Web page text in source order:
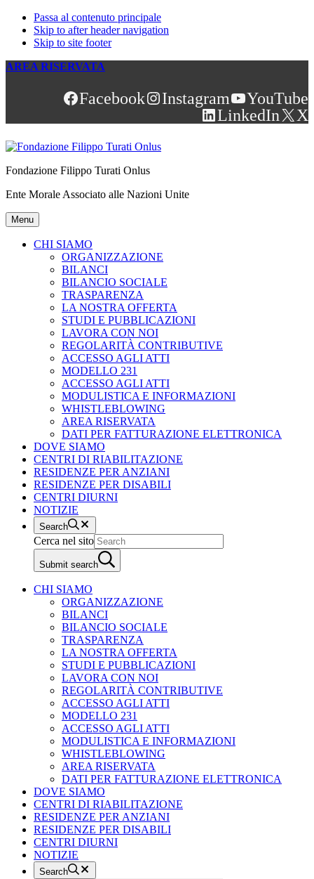
Passa al contenuto principale
Skip to after header navigation
Skip to site footer
AREA RISERVATA
Facebook Instagram
YouTube
LinkedIn
X
Fondazione Filippo Turati Onlus
Ente Morale Associato alle Nazioni Unite
Menu
CHI SIAMO
ORGANIZZAZIONE
BILANCI
BILANCIO SOCIALE
TRASPARENZA
LA NOSTRA OFFERTA
STUDI E PUBBLICAZIONI
LAVORA CON NOI
REGOLARITÀ CONTRIBUTIVE
ACCESSO AGLI ATTI
MODELLO 231
ACCESSO AGLI ATTI
MODULISTICA E INFORMAZIONI
WHISTLEBLOWING
AREA RISERVATA
DATI PER FATTURAZIONE ELETTRONICA
DOVE SIAMO
CENTRI DI RIABILITAZIONE
RESIDENZE PER ANZIANI
RESIDENZE PER DISABILI
CENTRI DIURNI
NOTIZIE
Search
Cerca nel sito
Submit search
CHI SIAMO
ORGANIZZAZIONE
BILANCI
BILANCIO SOCIALE
TRASPARENZA
LA NOSTRA OFFERTA
STUDI E PUBBLICAZIONI
LAVORA CON NOI
REGOLARITÀ CONTRIBUTIVE
ACCESSO AGLI ATTI
MODELLO 231
ACCESSO AGLI ATTI
MODULISTICA E INFORMAZIONI
WHISTLEBLOWING
AREA RISERVATA
DATI PER FATTURAZIONE ELETTRONICA
DOVE SIAMO
CENTRI DI RIABILITAZIONE
RESIDENZE PER ANZIANI
RESIDENZE PER DISABILI
CENTRI DIURNI
NOTIZIE
Search